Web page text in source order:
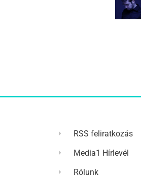
RSS feliratkozás
Media1 Hírlevél
Rólunk